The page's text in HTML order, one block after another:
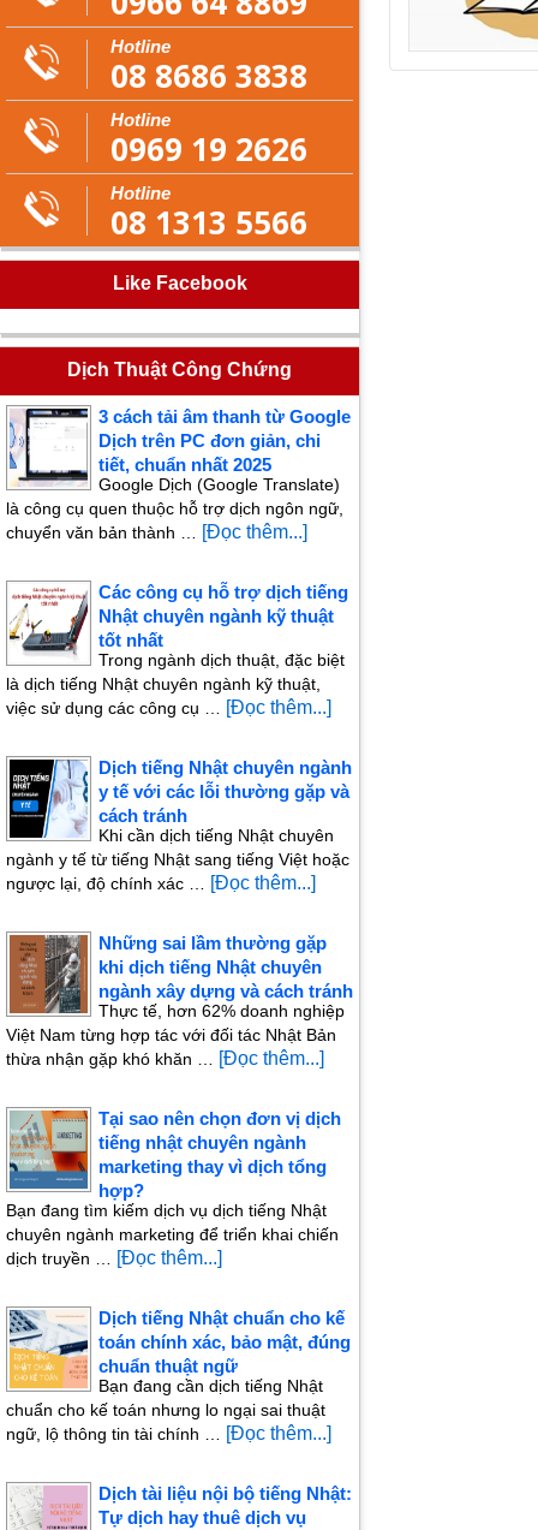
Hotline
08 8686 3838
Hotline
0969 19 2626
Hotline
08 1313 5566
Like Facebook
Dịch Thuật Công Chứng
3 cách tải âm thanh từ Google
Dịch trên PC đơn giản, chi
tiết, chuẩn nhất 2025
Google Dịch (Google Translate)
là công cụ quen thuộc hỗ trợ dịch ngôn ngữ,
chuyển văn bản thành …
[Đọc thêm...]
Các công cụ hỗ trợ dịch tiếng
Nhật chuyên ngành kỹ thuật
tốt nhất
Trong ngành dịch thuật, đặc biệt
là dịch tiếng Nhật chuyên ngành kỹ thuật,
việc sử dụng các công cụ …
[Đọc thêm...]
Dịch tiếng Nhật chuyên ngành
y tế với các lỗi thường gặp và
cách tránh
Khi cần dịch tiếng Nhật chuyên
ngành y tế từ tiếng Nhật sang tiếng Việt hoặc
ngược lại, độ chính xác …
[Đọc thêm...]
Những sai lầm thường gặp
khi dịch tiếng Nhật chuyên
ngành xây dựng và cách tránh
Thực tế, hơn 62% doanh nghiệp
Việt Nam từng hợp tác với đối tác Nhật Bản
thừa nhận gặp khó khăn …
[Đọc thêm...]
Tại sao nên chọn đơn vị dịch
tiếng nhật chuyên ngành
marketing thay vì dịch tổng
hợp?
Bạn đang tìm kiếm dịch vụ dịch tiếng Nhật
chuyên ngành marketing để triển khai chiến
dịch truyền …
[Đọc thêm...]
Dịch tiếng Nhật chuẩn cho kế
toán chính xác, bảo mật, đúng
chuẩn thuật ngữ
Bạn đang cần dịch tiếng Nhật
chuẩn cho kế toán nhưng lo ngại sai thuật
ngữ, lộ thông tin tài chính …
[Đọc thêm...]
Dịch tài liệu nội bộ tiếng Nhật:
Tự dịch hay thuê dịch vụ